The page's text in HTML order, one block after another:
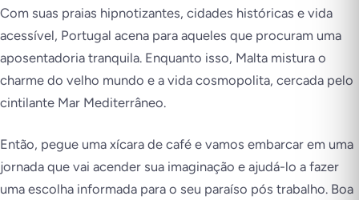
Com suas praias hipnotizantes, cidades históricas e vida
acessível, Portugal acena para aqueles que procuram uma
aposentadoria tranquila. Enquanto isso, Malta mistura o
charme do velho mundo e a vida cosmopolita, cercada pelo
cintilante Mar Mediterrâneo.
Então, pegue uma xícara de café e vamos embarcar em uma
jornada que vai acender sua imaginação e ajudá-lo a fazer
uma escolha informada para o seu paraíso pós trabalho. Boa